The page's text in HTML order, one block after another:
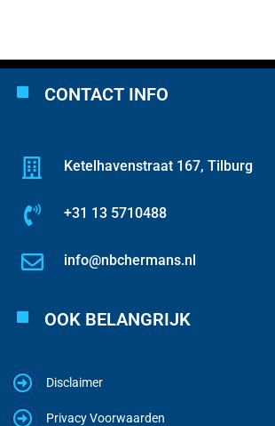
CONTACT INFO
Ketelhavenstraat 167, Tilburg
+31 13 5710488
info@nbchermans.nl
OOK BELANGRIJK
Disclaimer
Privacy Voorwaarden